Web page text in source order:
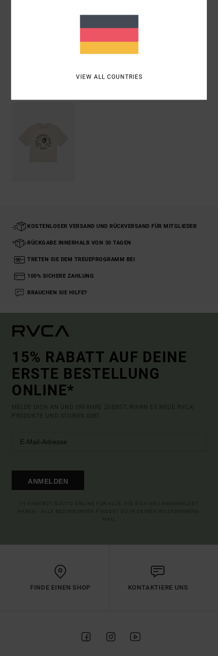
KOSTENLOSER VERSAND UND RÜCKVERSAND FÜR MITGLIEDER
RÜCKGABE INNERHALB VON 30 TAGEN
TRETEN SIE DEM TREUEPROGRAMM BEI
100% SICHERE ZAHLUNG
BRAUCHEN SIE HILFE?
15% RABATT AUF DEINE
ERSTE BESTELLUNG
ONLINE*
MELDE DICH AN UND ERFAHRE ZUERST, WANN ES NEUE RVCA
PRODUKTE UND STORIES GIBT.
ANMELDEN
FINDE EINEN SHOP KONTAKTIERE UNS
VIEW ALL COUNTRIES